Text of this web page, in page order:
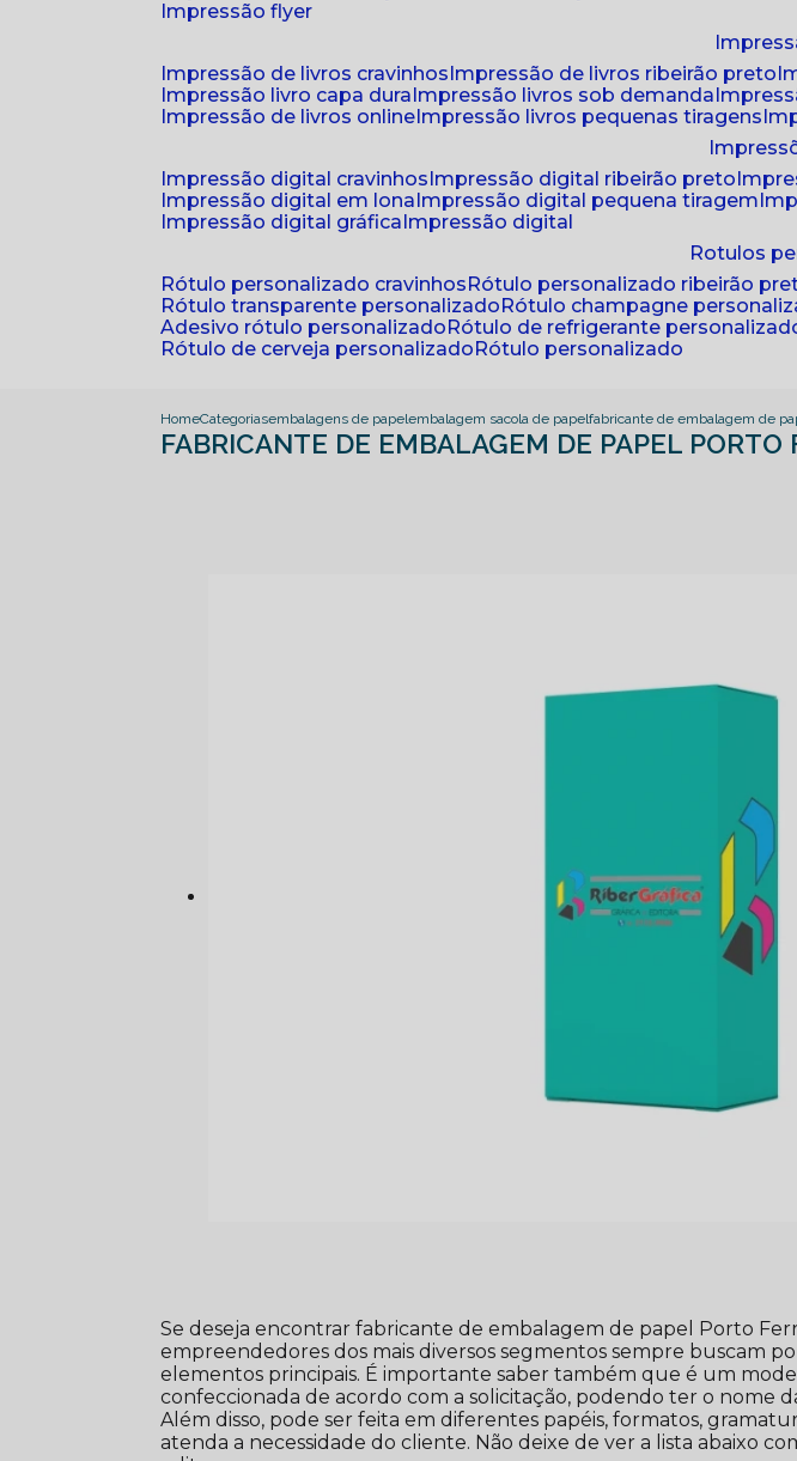
impressão flyer
impressão de livros cravinhos impressão de livros ribeirão preto
impressão livro capa dura impressão livros sob demanda
impressão de livros online impressão livros pequenas tiragens
impressão digital cravinhos impressão digital ribeirão preto
impressão digital em lona impressão digital pequena tiragem
impressão digital gráfica impressão digital
rotulos
rótulo personalizado cravinhos
rótulo personalizado ribeirão
rótulo transparente personalizado
rótulo champagne
adesivo rótulo personalizado
rótulo de refrigerante
rótulo de cerveja personalizado
rótulo personalizado
HomeCategoriasembalagens de papelembalagem sacola de papelfabricante de embalagem de
FABRICANTE DE EMBALAGEM DE PAPEL PORTO
Se deseja encontrar fabricante de embalagem de papel Porto
empreendedores dos mais diversos segmentos sempre buscam
elementos principais. É importante saber também que é um
confeccionada de acordo com a solicitação, podendo ter o nome
Além disso, pode ser feita em diferentes papéis, formatos,
atenda a necessidade do cliente. Não deixe de ver a lista abaixo